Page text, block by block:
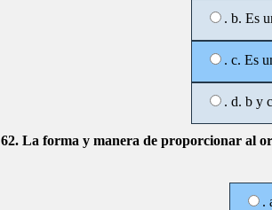
. b. Es
. c. Es
. d. b y
62. La forma y manera de proporcionar al
.